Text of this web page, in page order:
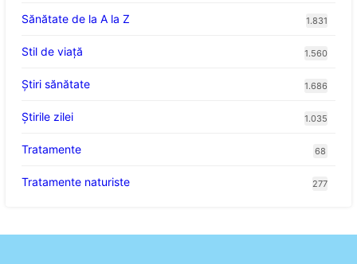
Sănătate de la A la Z 1.831
Stil de viaţă 1.560
Ştiri sănătate 1.686
Știrile zilei 1.035
Tratamente 68
Tratamente naturiste 277